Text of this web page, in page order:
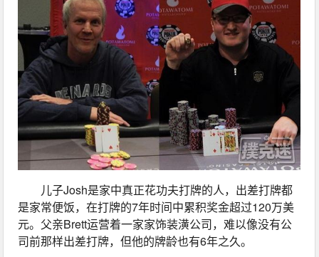
儿子Josh是家中真正花功夫打牌的人，出差打牌都
是家常便饭，在打牌的7年时间中累积奖金超过120万美
元。父亲Brett运营着一家家饰装潢公司，难以像没有公
司前那样出差打牌，但他的牌龄也有6年之久。